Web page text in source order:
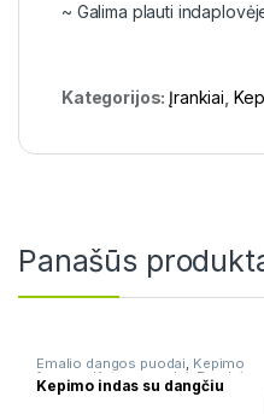
~ Galima plauti
Kategorijos: Įrankiai,
Panašūs
Emalio dangos puodai, Kepimo
formos Ketaus puodai Puodai
troškinimui
Kepimo indas su dangčiu